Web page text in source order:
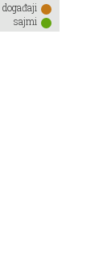
događaji
sajmi